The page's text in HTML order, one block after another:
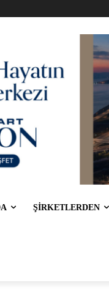
ŞİRKETLERDEN